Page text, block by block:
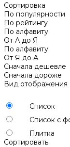
Сортировка
По популярности
По рейтингу
По алфавиту
От А до Я
По алфавиту
От Я до А
Сначала дешевле
Сначала дороже
Вид отображения
Список
Список с
Плитка
Сортировать